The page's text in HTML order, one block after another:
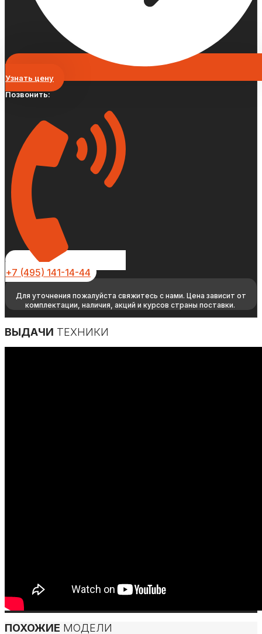
Узнать цену
Позвонить:
+7 (495) 141-14-44
Для уточнения пожалуйста свяжитесь с нами. Цена зависит от
комплектации, наличия, акций и курсов страны поставки.
ВЫДАЧИ ТЕХНИКИ
ПОХОЖИЕ МОДЕЛИ